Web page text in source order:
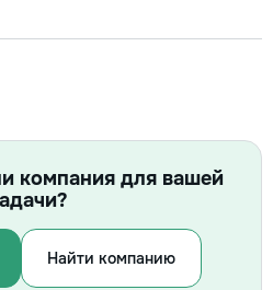
компания для вашей
Найти компанию